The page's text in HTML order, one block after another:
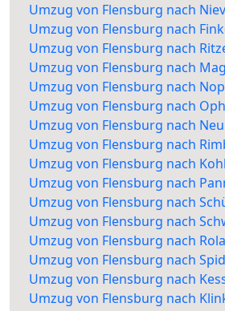
Umzug von Flensburg nach
Umzug von Flensburg nach
Umzug von Flensburg nach
Umzug von Flensburg nach
Umzug von Flensburg nach
Umzug von Flensburg nach
Umzug von Flensburg nach
Umzug von Flensburg nach
Umzug von Flensburg nach
Umzug von Flensburg nach
Umzug von Flensburg nach
Umzug von Flensburg nach
Umzug von Flensburg nach
Umzug von Flensburg nach
Umzug von Flensburg nach
Umzug von Flensburg nach